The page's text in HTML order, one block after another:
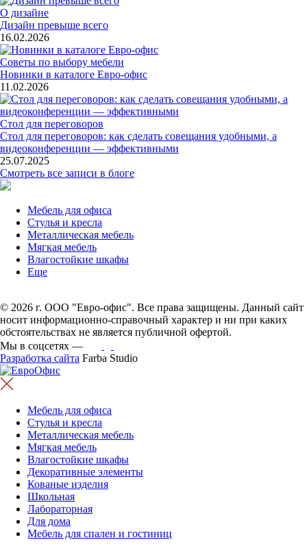
О дизайне
Дизайн превыше всего
16.02.2026
Советы по выбору мебели
Новинки в каталоге Евро-офис
11.02.2026
Стол для переговоров
Стол для переговоров: как сделать совещания удобными, а
видеоконференции — эффективными
25.07.2025
Смотреть все записи в блоге
Мебель для офиса
Стулья и кресла
Металлическая мебель
Мягкая мебель
Влагостойкие шкафы
Еще
© 2026 г. ООО "Евро-офис". Все права защищены. Данный сайт
носит информационно-справочный характер и ни при каких
обстоятельствах не является публичной офертой.
Мы в соцсетях —
Разработка сайта Farba Studio
Мебель для офиса
Стулья и кресла
Металлическая мебель
Мягкая мебель
Влагостойкие шкафы
Декоративные элементы
Кованые изделия
Школьная
Лабораторная
Для дома
Мебель для спален и гостиниц